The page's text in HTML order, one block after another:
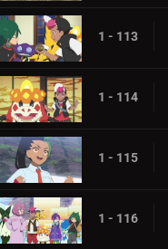
1 - 113
1 - 114
1 - 115
1 - 116